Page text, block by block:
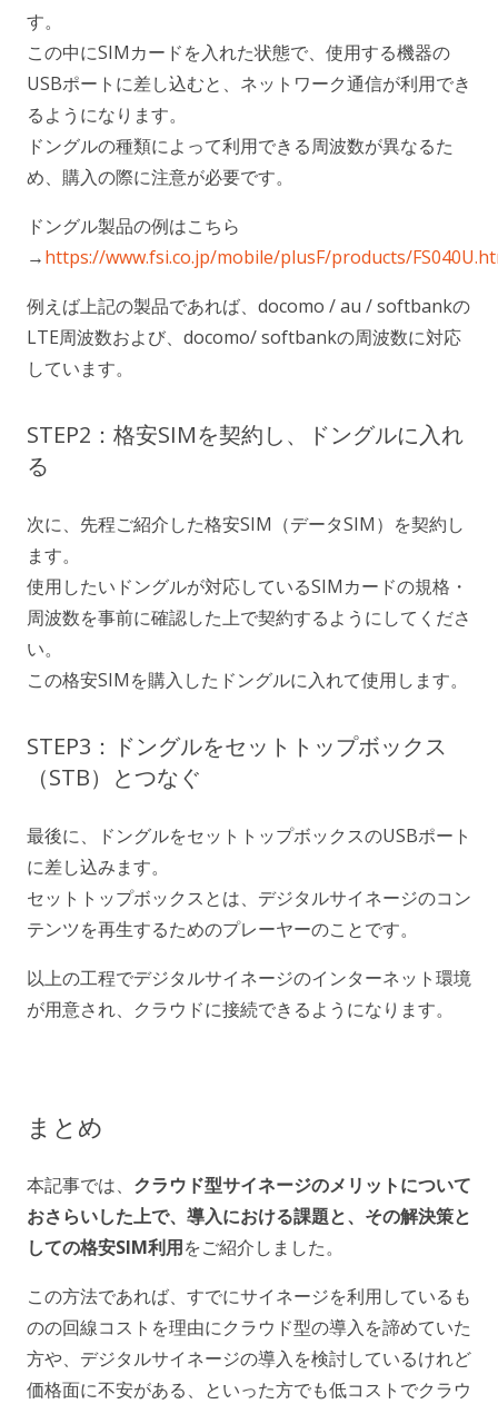
す。
この中にSIMカードを入れた状態で、使用する機器の
USBポートに差し込むと、ネットワーク通信が利用でき
るようになります。
ドングルの種類によって利用できる周波数が異なるた
め、購入の際に注意が必要です。
ドングル製品の例はこちら
→https://www.fsi.co.jp/mobile/plusF/products/
例えば上記の製品であれば、docomo / au / softbankの
LTE周波数および、docomo/ softbankの周波数に対応
しています。
STEP2：格安SIMを契約し、ドングルに入れ
る
次に、先程ご紹介した格安SIM（データSIM）を契約し
ます。
使用したいドングルが対応しているSIMカードの規格・
周波数を事前に確認した上で契約するようにしてくださ
い。
この格安SIMを購入したドングルに入れて使用します。
STEP3：ドングルをセットトップボックス
（STB）とつなぐ
最後に、ドングルをセットトップボックスのUSBポート
に差し込みます。
セットトップボックスとは、デジタルサイネージのコン
テンツを再生するためのプレーヤーのことです。
以上の工程でデジタルサイネージのインターネット環境
が用意され、クラウドに接続できるようになります。
まとめ
本記事では、 クラウド型サイネージのメリットについて
おさらいした上で、導入における課題と、その解決策と
しての格安SIM利用をご紹介しました。
この方法であれば、すでにサイネージを利用しているも
のの回線コストを理由にクラウド型の導入を諦めていた
方や、デジタルサイネージの導入を検討しているけれど
価格面に不安がある、といった方でも低コストでクラウ